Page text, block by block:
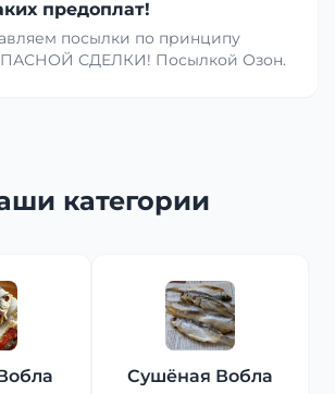
предоплат!
посылки по принципу
СДЕЛКИ! Посылкой Озон.
категории
Сушёная Вобла